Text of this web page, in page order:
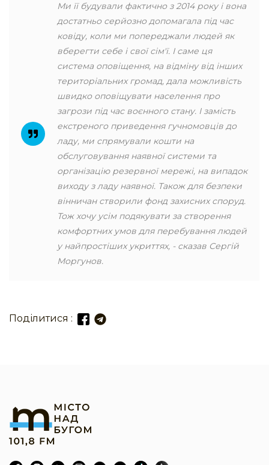
Ми її будували фактично з 2014 року і вона
достатньо серйозно допомагала під час
ковіду, коли ми попереджали людей як
вберегти себе і свої сім'ї. І саме ця
система оповіщення, на відміну від інших
територіальних громад, дала можливість
швидко оповіщувати населення про
загрози під час воєнного стану. І замість
екстреного приведення гучномовців до
ладу, ми спрямували кошти на
обслуговування наявної системи та
організацію резервної мережі, на випадок
виходу з ладу наявної. Також для безпеки
вінничан створили фонд захисних споруд.
Тож хочу усім подякувати за створення
комфортних умов для перебування людей
у найпростіших укриттях, - сказав Сергій
Моргунов.
Поділитися :